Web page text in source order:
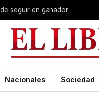
seguir en ganador
Nacionales Sociedad